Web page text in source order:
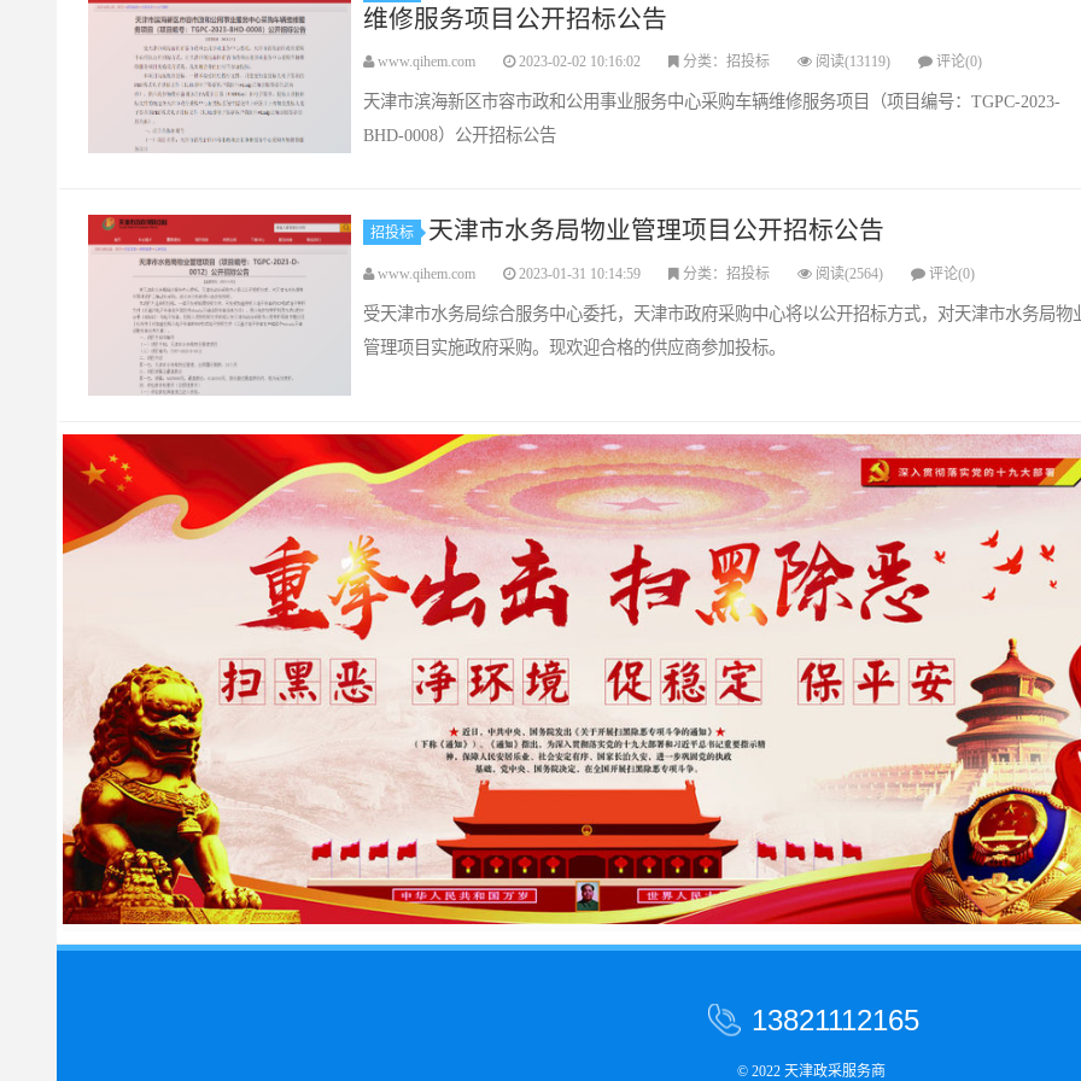
维修服务项目公开招标公告
www.qihem.com 2023-02-02 10:16:02 分类：招投标 阅读(13119) 评论(0)
天津市滨海新区市容市政和公用事业服务中心采购车辆维修服务项目（项目编号：TGPC-2023-
BHD-0008）公开招标公告
招投标 天津市水务局物业管理项目公开招标公告
www.qihem.com 2023-01-31 10:14:59 分类：招投标 阅读(2564) 评论(0)
受天津市水务局综合服务中心委托，天津市政府采购中心将以公开招标方式，对天津市水务局物
管理项目实施政府采购。现欢迎合格的供应商参加投标。
13821112165
© 2022 天津政采服务商